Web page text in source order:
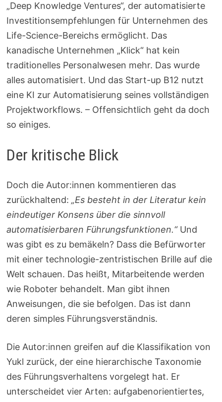
„Deep Knowledge Ventures“, der automatisierte
Investitionsempfehlungen für Unternehmen des
Life-Science-Bereichs ermöglicht. Das
kanadische Unternehmen „Klick“ hat kein
traditionelles Personalwesen mehr. Das wurde
alles automatisiert. Und das Start-up B12 nutzt
eine KI zur Automatisierung seines vollständigen
Projektworkflows. – Offensichtlich geht da doch
so einiges.
Der kritische Blick
Doch die Autor:innen kommentieren das
zurückhaltend:„Es besteht in der Literatur kein
eindeutiger Konsens über die sinnvoll
automatisierbaren Führungsfunktionen.“Und
was gibt es zu bemäkeln? Dass die Befürworter
mit einer technologie-zentristischen Brille auf die
Welt schauen. Das heißt, Mitarbeitende werden
wie Roboter behandelt. Man gibt ihnen
Anweisungen, die sie befolgen. Das ist dann
deren simples Führungsverständnis.
Die Autor:innen greifen auf die Klassifikation von
Yukl zurück, der eine hierarchische Taxonomie
des Führungsverhaltens vorgelegt hat. Er
unterscheidet vier Arten: aufgabenorientiertes,